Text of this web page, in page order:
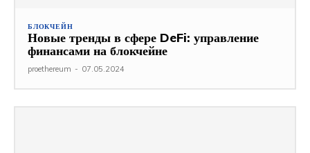
БЛОКЧЕЙН
Новые тренды в сфере DeFi: управление
финансами на блокчейне
proethereum - 07.05.2024